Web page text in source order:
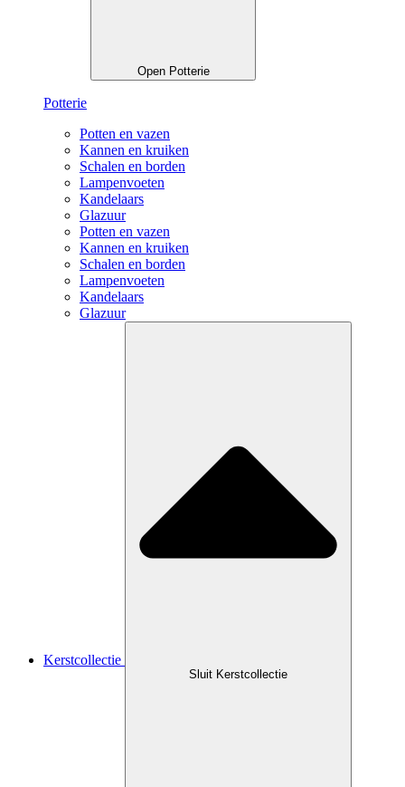
Open Potterie
Potterie
Potten en vazen
Kannen en kruiken
Schalen en borden
Lampenvoeten
Kandelaars
Glazuur
Potten en vazen
Kannen en kruiken
Schalen en borden
Lampenvoeten
Kandelaars
Glazuur
Kerstcollectie
Sluit Kerstcollectie